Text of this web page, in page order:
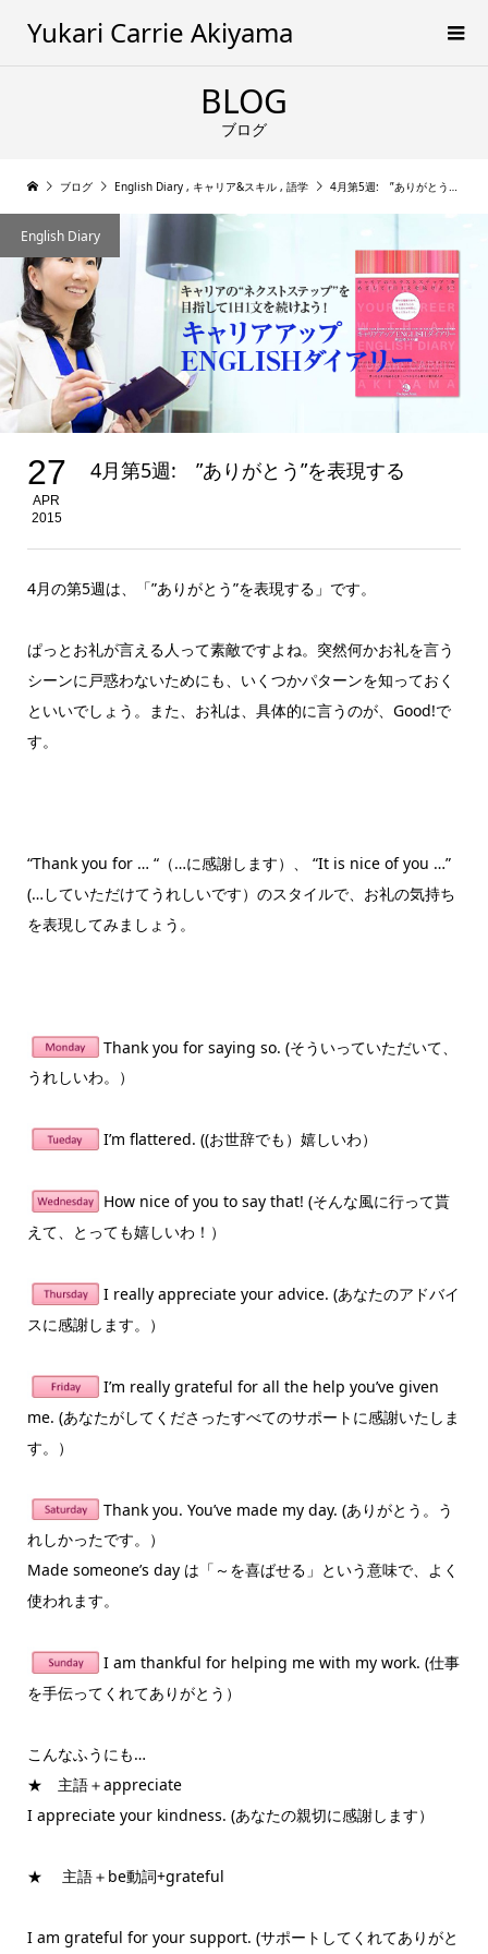
Yukari Carrie Akiyama
BLOG
ブログ
ブログ English Diary , キャリア&スキル , 語学 4月第5週: ”ありがとう”を表現する
English Diary
27
APR
2015
4月第5週: ”ありがとう”を表現する
4月の第5週は、「”ありがとう”を表現する」です。
ぱっとお礼が言える人って素敵ですよね。突然何かお礼を言う
シーンに戸惑わないためにも、いくつかパターンを知っておく
といいでしょう。また、お礼は、具体的に言うのが、Good!で
す。
“Thank you for … “（…に感謝します）、 “It is nice of you …”
(…していただけてうれしいです）のスタイルで、お礼の気持ち
を表現してみましょう。
Thank you for saying so. (そういっていただいて、
うれしいわ。）
I’m flattered. ((お世辞でも）嬉しいわ）
How nice of you to say that! (そんな風に行って貰
えて、とっても嬉しいわ！）
I really appreciate your advice. (あなたのアドバイ
スに感謝します。）
I’m really grateful for all the help you’ve given
me. (あなたがしてくださったすべてのサポートに感謝いたしま
す。）
Thank you. You’ve made my day. (ありがとう。う
れしかったです。）
Made someone’s day は「～を喜ばせる」という意味で、よく
使われます。
I am thankful for helping me with my work. (仕事
を手伝ってくれてありがとう）
こんなふうにも…
★ 主語＋appreciate
I appreciate your kindness. (あなたの親切に感謝します）
★ 主語＋be動詞+grateful
I am grateful for your support. (サポートしてくれてありがと